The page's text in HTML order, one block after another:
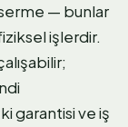
— bunlar
işlerdir.
garantisi ve iş